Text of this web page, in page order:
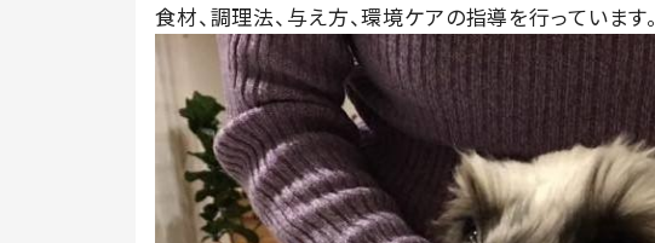
食材、調理法、与え方、環境ケアの指導を行っています。